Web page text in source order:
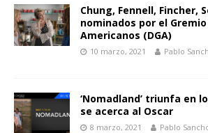
Chung, Fennell, Fincher,
nominados por el
Americanos (DGA)
10 marzo, 2021 Pablo
‘Nomadland’ triunfa en
se acerca al Oscar
8 marzo, 2021 Pablo